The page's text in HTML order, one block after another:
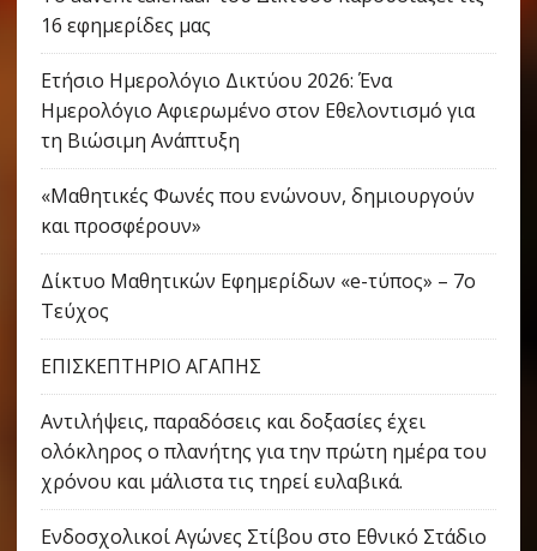
16 εφημερίδες μας
Ετήσιο Ημερολόγιο Δικτύου 2026: Ένα
Ημερολόγιο Αφιερωμένο στον Εθελοντισμό για
τη Βιώσιμη Ανάπτυξη
«Μαθητικές Φωνές που ενώνουν, δημιουργούν
και προσφέρουν»
Δίκτυο Μαθητικών Εφημερίδων «e-τύπος» – 7ο
Τεύχος
ΕΠΙΣΚΕΠΤΗΡΙΟ ΑΓΑΠΗΣ
Αντιλήψεις, παραδόσεις και δοξασίες έχει
ολόκληρος ο πλανήτης για την πρώτη ημέρα του
χρόνου και μάλιστα τις τηρεί ευλαβικά.
Ενδοσχολικοί Αγώνες Στίβου στο Εθνικό Στάδιο